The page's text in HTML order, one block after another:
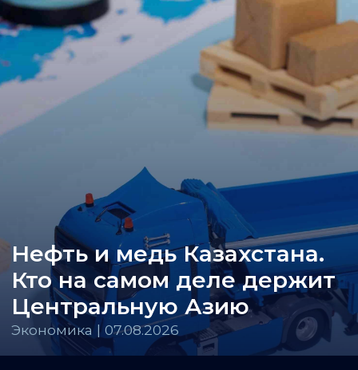
Нефть и медь Казахстана.
Кто на самом деле держит
Центральную Азию
Экономика | 07.08.2026